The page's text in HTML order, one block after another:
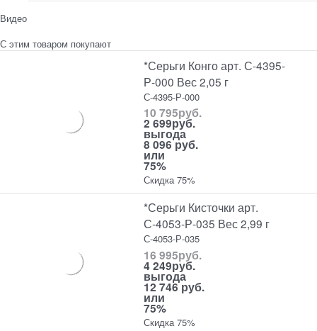
Видео
С этим товаром покупают
*Серьги Конго арт. С-4395-
Р-000 Вес 2,05 г
С-4395-Р-000
10 795руб.
2 699руб.
выгода
8 096 руб.
или
75%
Скидка 75%
*Серьги Кисточки арт.
С-4053-Р-035 Вес 2,99 г
С-4053-Р-035
16 995руб.
4 249руб.
выгода
12 746 руб.
или
75%
Скидка 75%